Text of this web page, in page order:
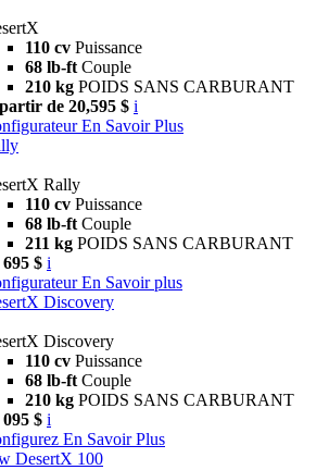
110 cv Puissance
68 lb-ft Couple
210 kg POIDS SANS CARBURANT
de 20,595 $ i
En Savoir Plus
Rally
110 cv Puissance
68 lb-ft Couple
211 kg POIDS SANS CARBURANT
695 $ i
En Savoir plus
Discovery
Discovery
110 cv Puissance
68 lb-ft Couple
210 kg POIDS SANS CARBURANT
095 $ i
En Savoir Plus
DesertX 100